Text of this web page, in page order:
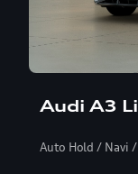
Audi A3
Auto Hold / Navi /